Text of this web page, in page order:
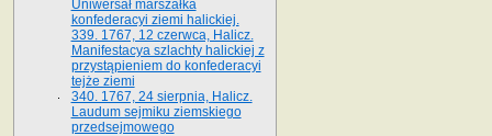
Uniwersał marszałka
konfederacyi ziemi halickiej.
339. 1767, 12 czerwca, Halicz.
Manifestacya szlachty halickiej z
przystąpieniem do konfederacyi
tejże ziemi
340. 1767, 24 sierpnia, Halicz.
Laudum sejmiku ziemskiego
przedsejmowego